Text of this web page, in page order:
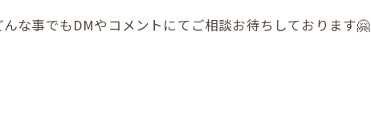
な事でもDMやコメントにてご相談お待ちしております🤗